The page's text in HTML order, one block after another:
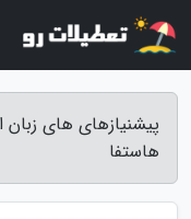
پیشنیازهای های
هاستفا